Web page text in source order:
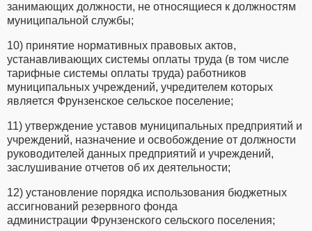
занимающих должности, не относящиеся к должностям
муниципальной службы;
10) принятие нормативных правовых актов,
устанавливающих системы оплаты труда (в том числе
тарифные системы оплаты труда) работников
муниципальных учреждений, учредителем которых
является Фрунзенское сельское поселение;
11) утверждение уставов муниципальных предприятий и
учреждений, назначение и освобождение от должности
руководителей данных предприятий и учреждений,
заслушивание отчетов об их деятельности;
12) установление порядка использования бюджетных
ассигнований резервного фонда
администрации Фрунзенского сельского поселения;